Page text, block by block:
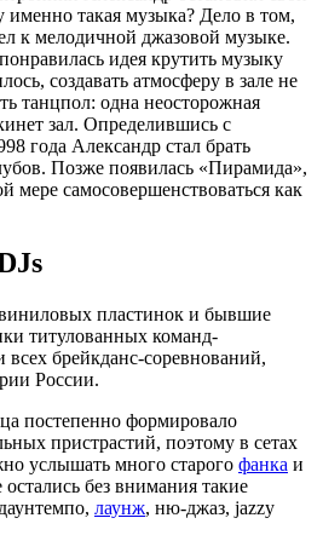
такая музыка? Дело в том,
к мелодичной джазовой музыке.
идея крутить музыку
создавать атмосферу в зале не
танцпол: одна неосторожная
зал. Определившись с
года Александр стал брать
Позже появилась «Пирамида»,
мере самосовершенствоваться как
пластинок и бывшие
титулованных команд-
всех брейкданс-соревнований,
России.
постепенно формировало
пристрастий, поэтому в сетах
услышать много старого фанка и
без внимания такие
лаунж, ню-джаз, jazzy